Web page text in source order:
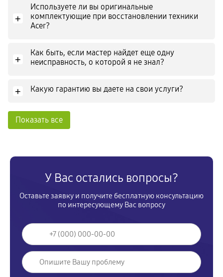
+
Используете ли вы оригинальные
комплектующие при восстановлении техники
Acer?
+
Как быть, если мастер найдет еще одну
неисправность, о которой я не знал?
+ Какую гарантию вы даете на свои услуги?
Показать все
У Вас остались вопросы?
Оставьте заявку и получите бесплатную консультацию
по интересующему Вас вопросу